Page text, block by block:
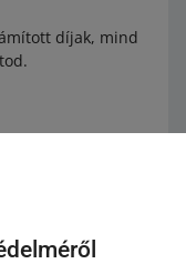
díjak, mind